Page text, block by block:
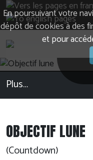
En poursuivant votre
dépôt de cookies à des
et pour
Plus…
OBJECTIF LUNE
(Countdown)